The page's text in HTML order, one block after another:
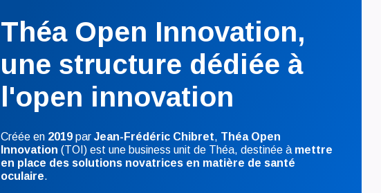
Théa Open Innovation,
une structure dédiée à
l'open innovation
Créée en 2019 par Jean-Frédéric Chibret, Théa Open
Innovation (TOI) est une business unit de Théa, destinée à mettre
en place des solutions novatrices en matière de santé
oculaire.